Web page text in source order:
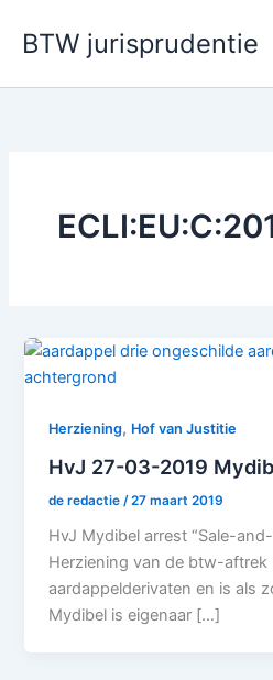
naar
inhoud
BTW jurisprudentie
Herziening, Hof van Justitie
HvJ 27-03-2019
de redactie /27 maart 2019
HvJ Mydibel arrest “Sale-
Herziening van de btw-
aardappelderivaten en is als
Mydibel is eigenaar […]